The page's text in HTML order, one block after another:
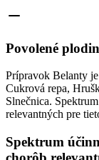
Povolené
Prípravok Belanty
Cukrová repa,
Slnečnica.
relevantných pre
Spektrum